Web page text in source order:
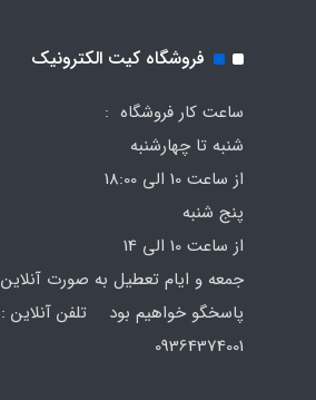
فروشگاه کیت الکترونیک
ساعت کار فروشگاه :
شنبه تا چهارشنبه
از ساعت 10 الی 18:00
پنج شنبه
از ساعت 10 الی 14
جمعه و ایام تعطیل به صورت آنلاین
پاسخگو خواهیم بود تلفن آنلاین :